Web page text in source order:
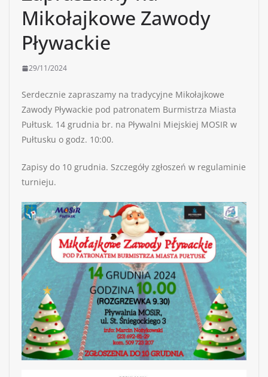
Mikołajkowe Zawody
Pływackie
29/11/2024
Serdecznie zapraszamy na tradycyjne Mikołajkowe
Zawody Pływackie pod patronatem Burmistrza Miasta
Pułtusk. 14 grudnia br. na Pływalni Miejskiej MOSIR w
Pułtusku o godz. 10:00.
Zapisy do 10 grudnia. Szczegóły zgłoszeń w regulaminie
turnieju.